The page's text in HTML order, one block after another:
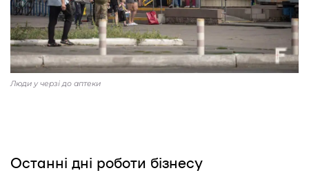
Люди у черзі до аптеки
Останні дні роботи бізнесу